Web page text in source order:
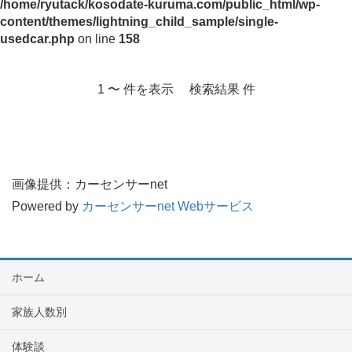
/home/ryutack/kosodate-kuruma.com/public_html/wp-
content/themes/lightning_child_sample/single-
usedcar.php on line 158
1 〜 件を表示 検索結果 件
画像提供：カーセンサーnet
Powered by カーセンサーnet Webサービス
ホーム
家族人数別
体験談